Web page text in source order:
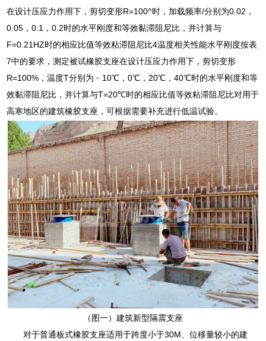
在设计压应力作用下，剪切变形R=100^时，加载频率/分别为0.02，
0.05，0.1，0.2时的水平刚度和等效黏滞阻尼比，并计算与
F=0.21HZ时的相应比值等效粘滞阻尼比4温度相关性能水平刚度按表
7中的要求，测定被试橡胶支座在设计压应力作用下，剪切变形
R=100%，温度T分别为﹣10℃，0℃，20℃，40℃时的水平刚度和等
效黏滞阻尼比，并计算与T=20℃时的相应比值等效粘滞阻尼比对用于
高寒地区的建筑橡胶支座，可根据需要补充进行低温试验。
（图一）建筑新型隔震支座
对于普通板式橡胶支座适用于跨度小于30M、位移量较小的建